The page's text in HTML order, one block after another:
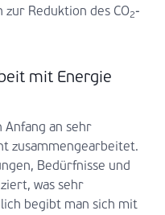
Reduktion des CO2-
mit Energie
an sehr
zusammengearbeitet.
Bedürfnisse und
was sehr
begibt man sich mit